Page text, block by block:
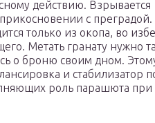
действию. Взрывается
с преградой.
только из окопа, во
Метать гранату нужно
о броню своим дном.
и стабилизатор
роль парашюта при